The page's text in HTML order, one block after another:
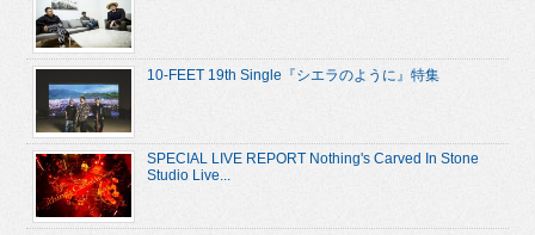
10-FEET 19th Single『シエラのように』特集
SPECIAL LIVE REPORT Nothing's Carved In Stone
Studio Live...